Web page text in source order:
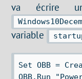
va écrire
variable
Set OBB =